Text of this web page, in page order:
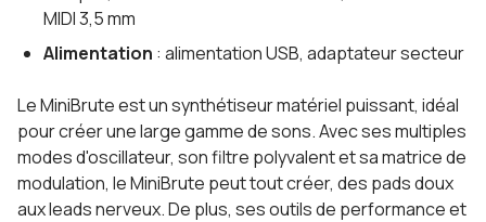
MIDI 3,5 mm
Alimentation : alimentation USB, adaptateur secteur
Le MiniBrute est un synthétiseur matériel puissant, idéal
pour créer une large gamme de sons. Avec ses multiples
modes d'oscillateur, son filtre polyvalent et sa matrice de
modulation, le MiniBrute peut tout créer, des pads doux
aux leads nerveux. De plus, ses outils de performance et